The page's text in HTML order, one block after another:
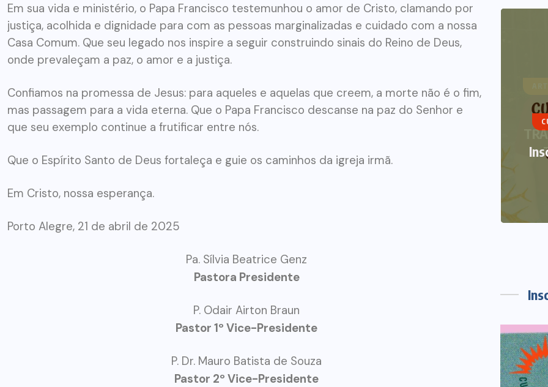
Em sua vida e ministério, o Papa Francisco testemunhou o amor de Cristo, clamando por
justiça, acolhida e dignidade para com as pessoas marginalizadas e cuidado com a nossa
Casa Comum. Que seu legado nos inspire a seguir construindo sinais do Reino de Deus,
onde prevaleçam a paz, o amor e a justiça.
Confiamos na promessa de Jesus: para aqueles e aquelas que creem, a morte não é o fim,
mas passagem para a vida eterna. Que o Papa Francisco descanse na paz do Senhor e
que seu exemplo continue a frutificar entre nós.
Que o Espírito Santo de Deus fortaleça e guie os caminhos da igreja irmã.
Em Cristo, nossa esperança.
Porto Alegre, 21 de abril de 2025
Pa. Sílvia Beatrice Genz
Pastora Presidente
P. Odair Airton Braun
Pastor 1º Vice-Presidente
P. Dr. Mauro Batista de Souza
Pastor 2º Vice-Presidente
ARTIGOS CESEEP
O ECUMENISMO
TRANSFORMADOR NASCE
DENTRO DE NÓS – PRISCILLA
DOS REIS RIBEIRO
29 DE JULHO DE 2026